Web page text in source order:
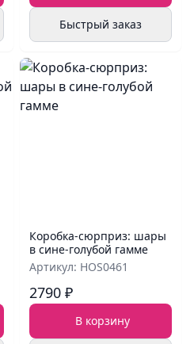
Быстрый заказ
Коробка‑сюрприз: шары
в сине‑голубой гамме
Артикул: HOS0461
2790 ₽
В корзину